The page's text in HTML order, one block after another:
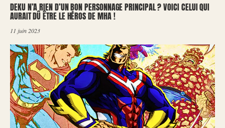
DEKU N’A RIEN D’UN BON PERSONNAGE PRINCIPAL ? VOICI CELUI QUI
AURAIT DÛ ÊTRE LE HÉROS DE MHA !
11 juin 2023